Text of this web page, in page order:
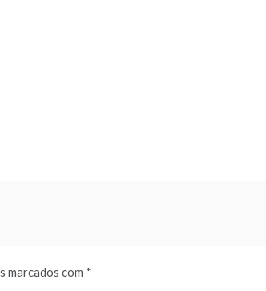
marcados com *